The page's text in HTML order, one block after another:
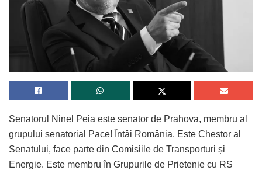
Senatorul Ninel Peia este senator de Prahova, membru al
grupului senatorial Pace! Întâi România. Este Chestor al
Senatului, face parte din Comisiile de Transporturi și
Energie. Este membru în Grupurile de Prietenie cu RS